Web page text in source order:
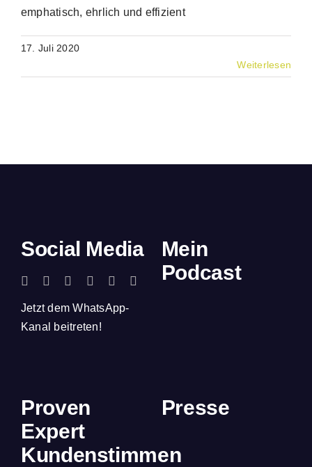
emphatisch, ehrlich und effizient
17. Juli 2020
Weiterlesen
Social Media
Jetzt dem WhatsApp-
Kanal beitreten!
Mein
Podcast
Proven
Expert
Kundenstimmen
Presse